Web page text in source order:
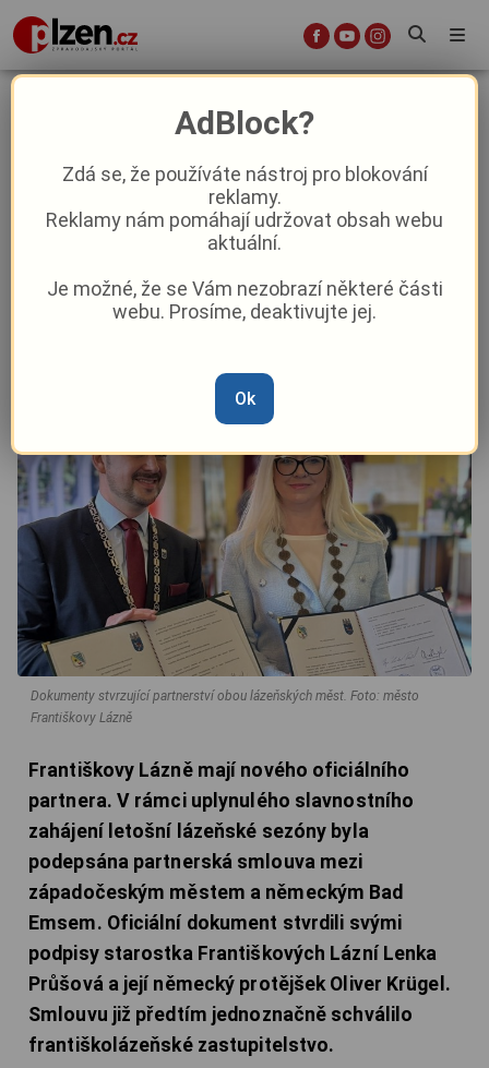
Lázeňská města s pečetí UNESCO
spojují síly: Františkovy Lázně
podepsaly partnerství s německým
Bad Ems
Pavel Žižka–19. 5. 10:29
Dokumenty stvrzující partnerství obou lázeňských měst. Foto: město
Františkovy Lázně
Františkovy Lázně mají nového oficiálního
partnera. V rámci uplynulého slavnostního
zahájení letošní lázeňské sezóny byla
podepsána partnerská smlouva mezi
západočeským městem a německým Bad
Emsem. Oficiální dokument stvrdili svými
podpisy starostka Františkových Lázní Lenka
Průšová a její německý protějšek Oliver Krügel.
Smlouvu již předtím jednoznačně schválilo
františkolázeňské zastupitelstvo.
AdBlock?
Zdá se, že používáte nástroj pro blokování
reklamy.
Reklamy nám pomáhají udržovat obsah webu
aktuální.
Je možné, že se Vám nezobrazí některé části
webu. Prosíme, deaktivujte jej.
Ok